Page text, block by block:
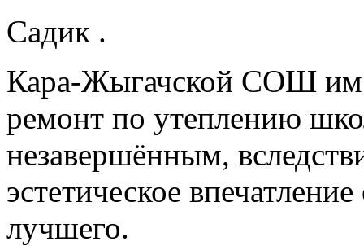
Садик .
Кара-Жыгачской СОШ
ремонт по утеплению
незавершённым,
эстетическое
лучшего.